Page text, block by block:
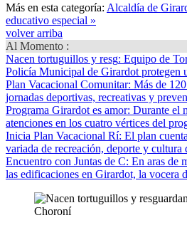
Más en esta categoría: Alcaldía de
educativo especial »
volver arriba
Al Momento :
Nacen tortuguillos y resg: Equipo de
Policía Municipal de Girardot protegen
Plan Vacacional Comunitar: Más de
jornadas deportivas, recreativas y
Programa Girardot es amor: Durante el
atenciones en los cuatro vértices del
Inicia Plan Vacacional Rí: El plan
variada de recreación, deporte y cultura
Encuentro con Juntas de C: En aras de
las edificaciones en Girardot, la vocera d